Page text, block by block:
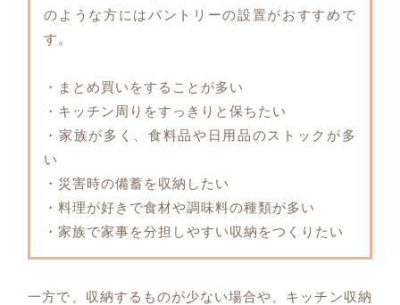
のような方にはパントリーの設置がおすすめで
す。
・まとめ買いをすることが多い
・キッチン周りをすっきりと保ちたい
・家族が多く、食料品や日用品のストックが多
い
・災害時の備蓄を収納したい
・料理が好きで食材や調味料の種類が多い
・家族で家事を分担しやすい収納をつくりたい
一方で、収納するものが少ない場合や、キッチン収納